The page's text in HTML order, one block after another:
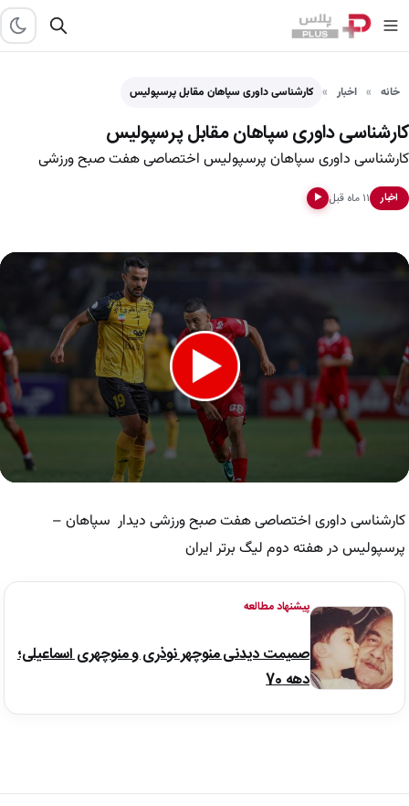
خانه اخبار کارشناسی داوری سپاهان مقابل پرسپولیس
کارشناسی داوری سپاهان مقابل پرسپولیس
کارشناسی داوری سپاهان پرسپولیس اختصاصی هفت صبح ورزشی
اخبار ۱۱ ماه قبل ▶
seconds
کارشناسی داوری اختصاصی هفت صبح ورزشی دیدار سپاهان –
پرسپولیس در هفته دوم لیگ برتر ایران
پیشنهاد مطالعه
صمیمت دیدنی منوچهر نوذری و منوچهری اسماعیلی؛
دهه 70